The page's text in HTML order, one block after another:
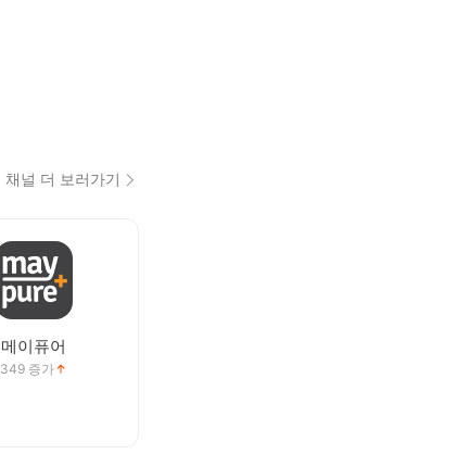
채널 더 보러가기
메이퓨어
349 증가